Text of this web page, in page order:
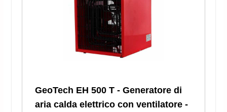
GeoTech EH 500 T - Generatore di
aria calda elettrico con ventilatore -